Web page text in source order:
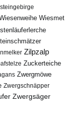
Wiesmet
Zilpzalp
Zuckerteiche
Zwergmöwe
Zwergschnäpper
Zwergsäger